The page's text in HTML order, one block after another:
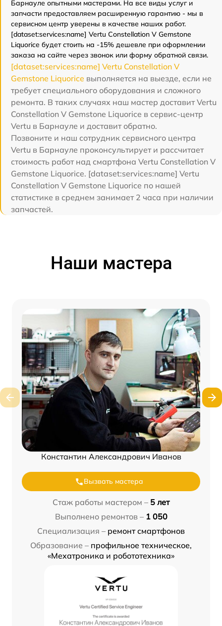
Барнауле опытными мастерами. На все виды услуг и
запчасти предоставляем расширенную гарантию - мы в
сервисном центр уверены в качестве наших работ.
[dataset:services:name] Vertu Constellation V Gemstone
Liquorice будет стоить на -15% дешевле при оформлении
заказа на сайте через звонок или форму обратной связи.
[dataset:services:name] Vertu Constellation V
Gemstone Liquorice выполняется на выезде, если не
требует специального оборудования и сложного
ремонта. В таких случаях наш мастер доставит Vertu
Constellation V Gemstone Liquorice в сервис-центр
Vertu в Барнауле и доставит обратно.
Позвоните и наш сотрудник сервисного центра
Vertu в Барнауле проконсультирует и рассчитает
стоимость работ над смартфона Vertu Constellation V
Gemstone Liquorice. [dataset:services:name] Vertu
Constellation V Gemstone Liquorice по нашей
статистике в среднем занимает 2 часа при наличии
запчастей.
Наши мастера
Константин Александрович Иванов
Вызвать мастера
Стаж работы мастером – 5 лет
Выполнено ремонтов – 1 050
Специализация – ремонт смартфонов
Образование – профильное техническое,
«Мехатроника и робототехника»